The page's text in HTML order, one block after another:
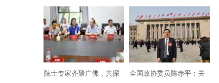
生记:著名作家企业家刘明
的高远情怀
任“裸战”背后的权色交易
院士专家齐聚广佛，共探 全国政协委员陈赤平：关